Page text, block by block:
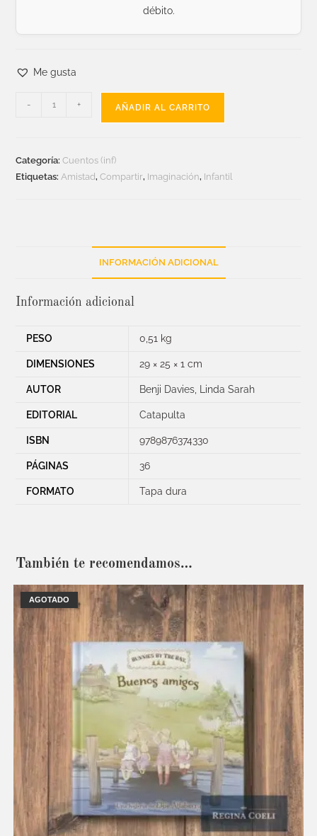
débito.
Me gusta
- + AÑADIR AL CARRITO
Categoría:Cuentos (inf)
Etiquetas:Amistad,Compartir, Imaginación, Infantil
INFORMACIÓN ADICIONAL
Información adicional
PESO 0,51 kg
DIMENSIONES 29 × 25 × 1 cm
AUTOR Benji Davies, Linda Sarah
EDITORIAL Catapulta
ISBN 9789876374330
PÁGINAS 36
FORMATO Tapa dura
También te recomendamos…
AGOTADO